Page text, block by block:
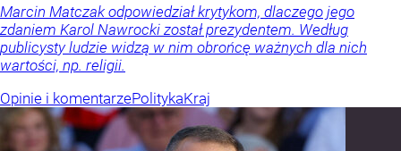
Marcin Matczak odpowiedział krytykom, dlaczego jego
zdaniem Karol Nawrocki został prezydentem. Według
publicysty ludzie widzą w nim obrońcę ważnych dla nich
wartości, np. religii.
Opinie i komentarzePolitykaKraj